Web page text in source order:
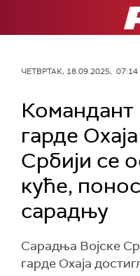
ЧЕТВРТАК, 18.09.2025, 07:14
гарде
Србији се
куће,
сарадњу
Сарадња Војске
гарде Охаја